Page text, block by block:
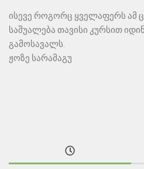
ისევე როგორც ყველაფერს ამ
საშუალება თავისი კურსით
გამოსავალს.
ჟოზე სარამაგუ